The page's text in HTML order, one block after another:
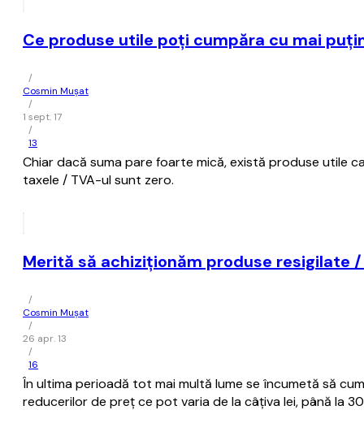
Ce produse utile poţi cumpăra cu mai
/
Cosmin Mușat
/
1 sept. 17
/
13
Chiar dacă suma pare foarte mică, există produse utile
taxele / TVA-ul sunt zero.
Merită să achiziţionăm produse resigilate
/
Cosmin Mușat
/
26 apr. 13
/
16
În ultima perioadă tot mai multă lume se încumetă să
reducerilor de preţ ce pot varia de la câţiva lei, până la